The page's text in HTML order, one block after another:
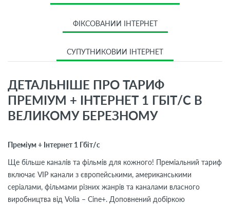
ФІКСОВАНИЙ ІНТЕРНЕТ
СУПУТНИКОВИЙ ІНТЕРНЕТ
ДЕТАЛЬНІШЕ ПРО ТАРИФ
ПРЕМІУМ + ІНТЕРНЕТ 1 ГБІТ/С В
ВЕЛИКОМУ БЕРЕЗНОМУ
Преміум + Інтернет 1 Гбіт/с
Ще більше каналів та фільмів для кожного! Преміальний тариф
включає VIP канали з європейськими, американськими
серіалами, фільмами різних жанрів та каналами власного
виробництва від Volia – Cine+. Доповнений добіркою